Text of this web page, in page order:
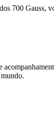
700 Gauss,